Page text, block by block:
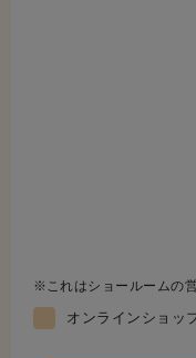
これはショールームの
オンラインショッ